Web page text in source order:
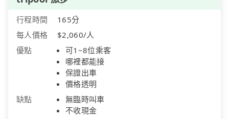
行程時間
165分
每人價格
$2,060/人
優點
可1~8位乘客
哪裡都能接
保證出車
價格透明
缺點
無臨時叫車
不收現金